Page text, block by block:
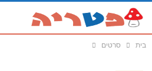
בית סרטים